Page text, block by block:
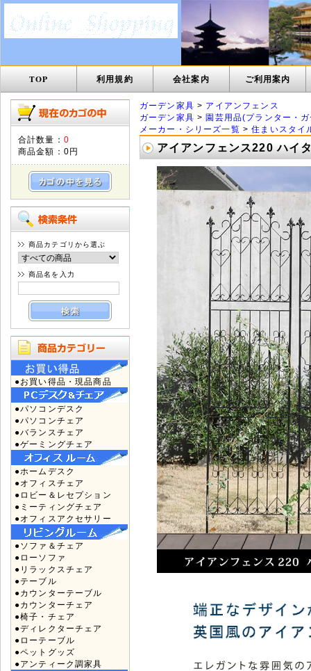
TOP 利用規約 会社案内 ご利用案内
合計数量： 0
商品金額： 0円
商品カテゴリから選ぶ
商品名を入力
●お買い得品・現品商品
●パソコンデスク
●パソコンチェア
●バランスチェア
●ゲーミングチェア
●ホームデスク
●オフィスチェア
●ロビー＆レセプション
●ミーティングチェア
●オフィスアクセサリー
●ソファ＆チェア
●ローソファ
●リラックスチェア
●テーブル
●カウンターテーブル
●カウンターチェア
●椅子・チェア
●ディレクターチェア
●ローテーブル
●ペットグッズ
●アンティーク調家具
ガーデン家具 > アイアンフェンス
ガーデン家具 >園芸用品(プランター・
メーカー・シリーズ一覧 >住まいスタイ
アイアンフェンス220 ハイ